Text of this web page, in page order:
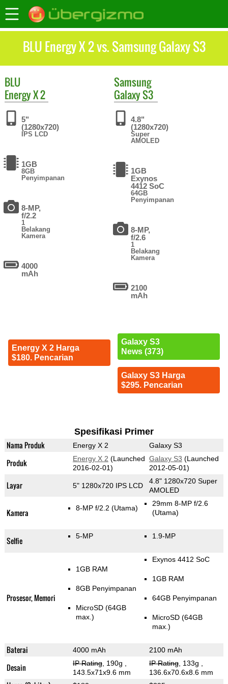
BLU Energy X 2 vs. Samsung Galaxy S3
BLU
Energy X 2
5"
(1280x720)
IPS LCD
1GB
8GB
Penyimpanan
8-MP,
f/2.2
1
Belakang
Kamera
4000
mAh
Energy X 2 Harga
$180. Pencarian
Samsung
Galaxy S3
4.8"
(1280x720)
Super
AMOLED
1GB
Exynos
4412 SoC
64GB
Penyimpanan
8-MP,
f/2.6
1
Belakang
Kamera
2100
mAh
Galaxy S3
News (373)
Galaxy S3 Harga
$295. Pencarian
Spesifikasi Primer
Nama Produk Energy X 2 Galaxy S3
Produk Energy X 2 (Launched
2016-02-01)
Galaxy S3 (Launched
2012-05-01)
Layar 5" 1280x720 IPS LCD
4.8" 1280x720 Super
AMOLED
Kamera 8-MP f/2.2 (Utama)
29mm 8-MP f/2.6
(Utama)
Selfie 5-MP 1.9-MP
Prosesor, Memori
1GB RAM
8GB Penyimpanan
MicroSD (64GB
max.)
Exynos 4412 SoC
1GB RAM
64GB Penyimpanan
MicroSD (64GB
max.)
Baterai 4000 mAh 2100 mAh
Desain IP Rating, 190g
143.5x71x9.6 mm
IP Rating, 133g
136.6x70.6x8.6 mm